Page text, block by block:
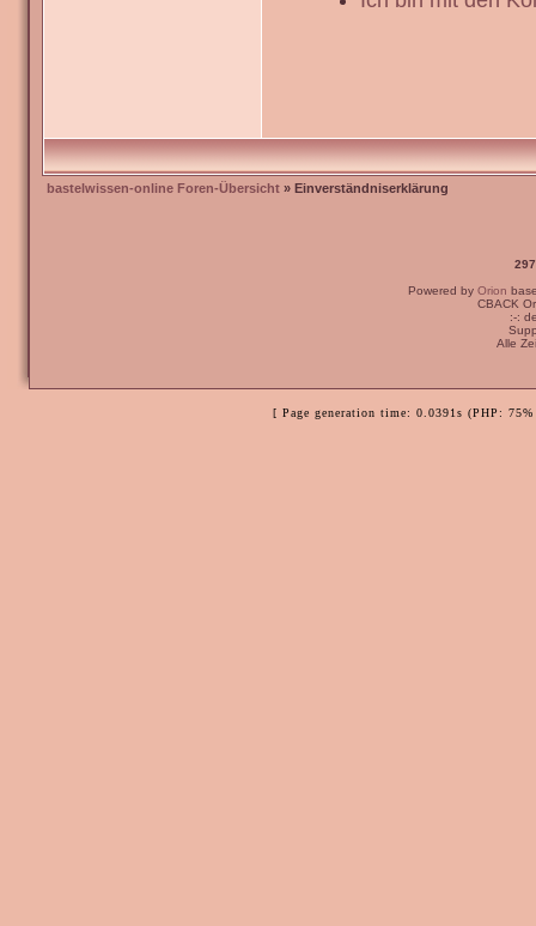
bastelwissen-online Foren-Übersicht » Einverständniserklärung
Powered by Orion
CBACK
:-:
Alle
[ Page generation time: 0.0391s (PHP: